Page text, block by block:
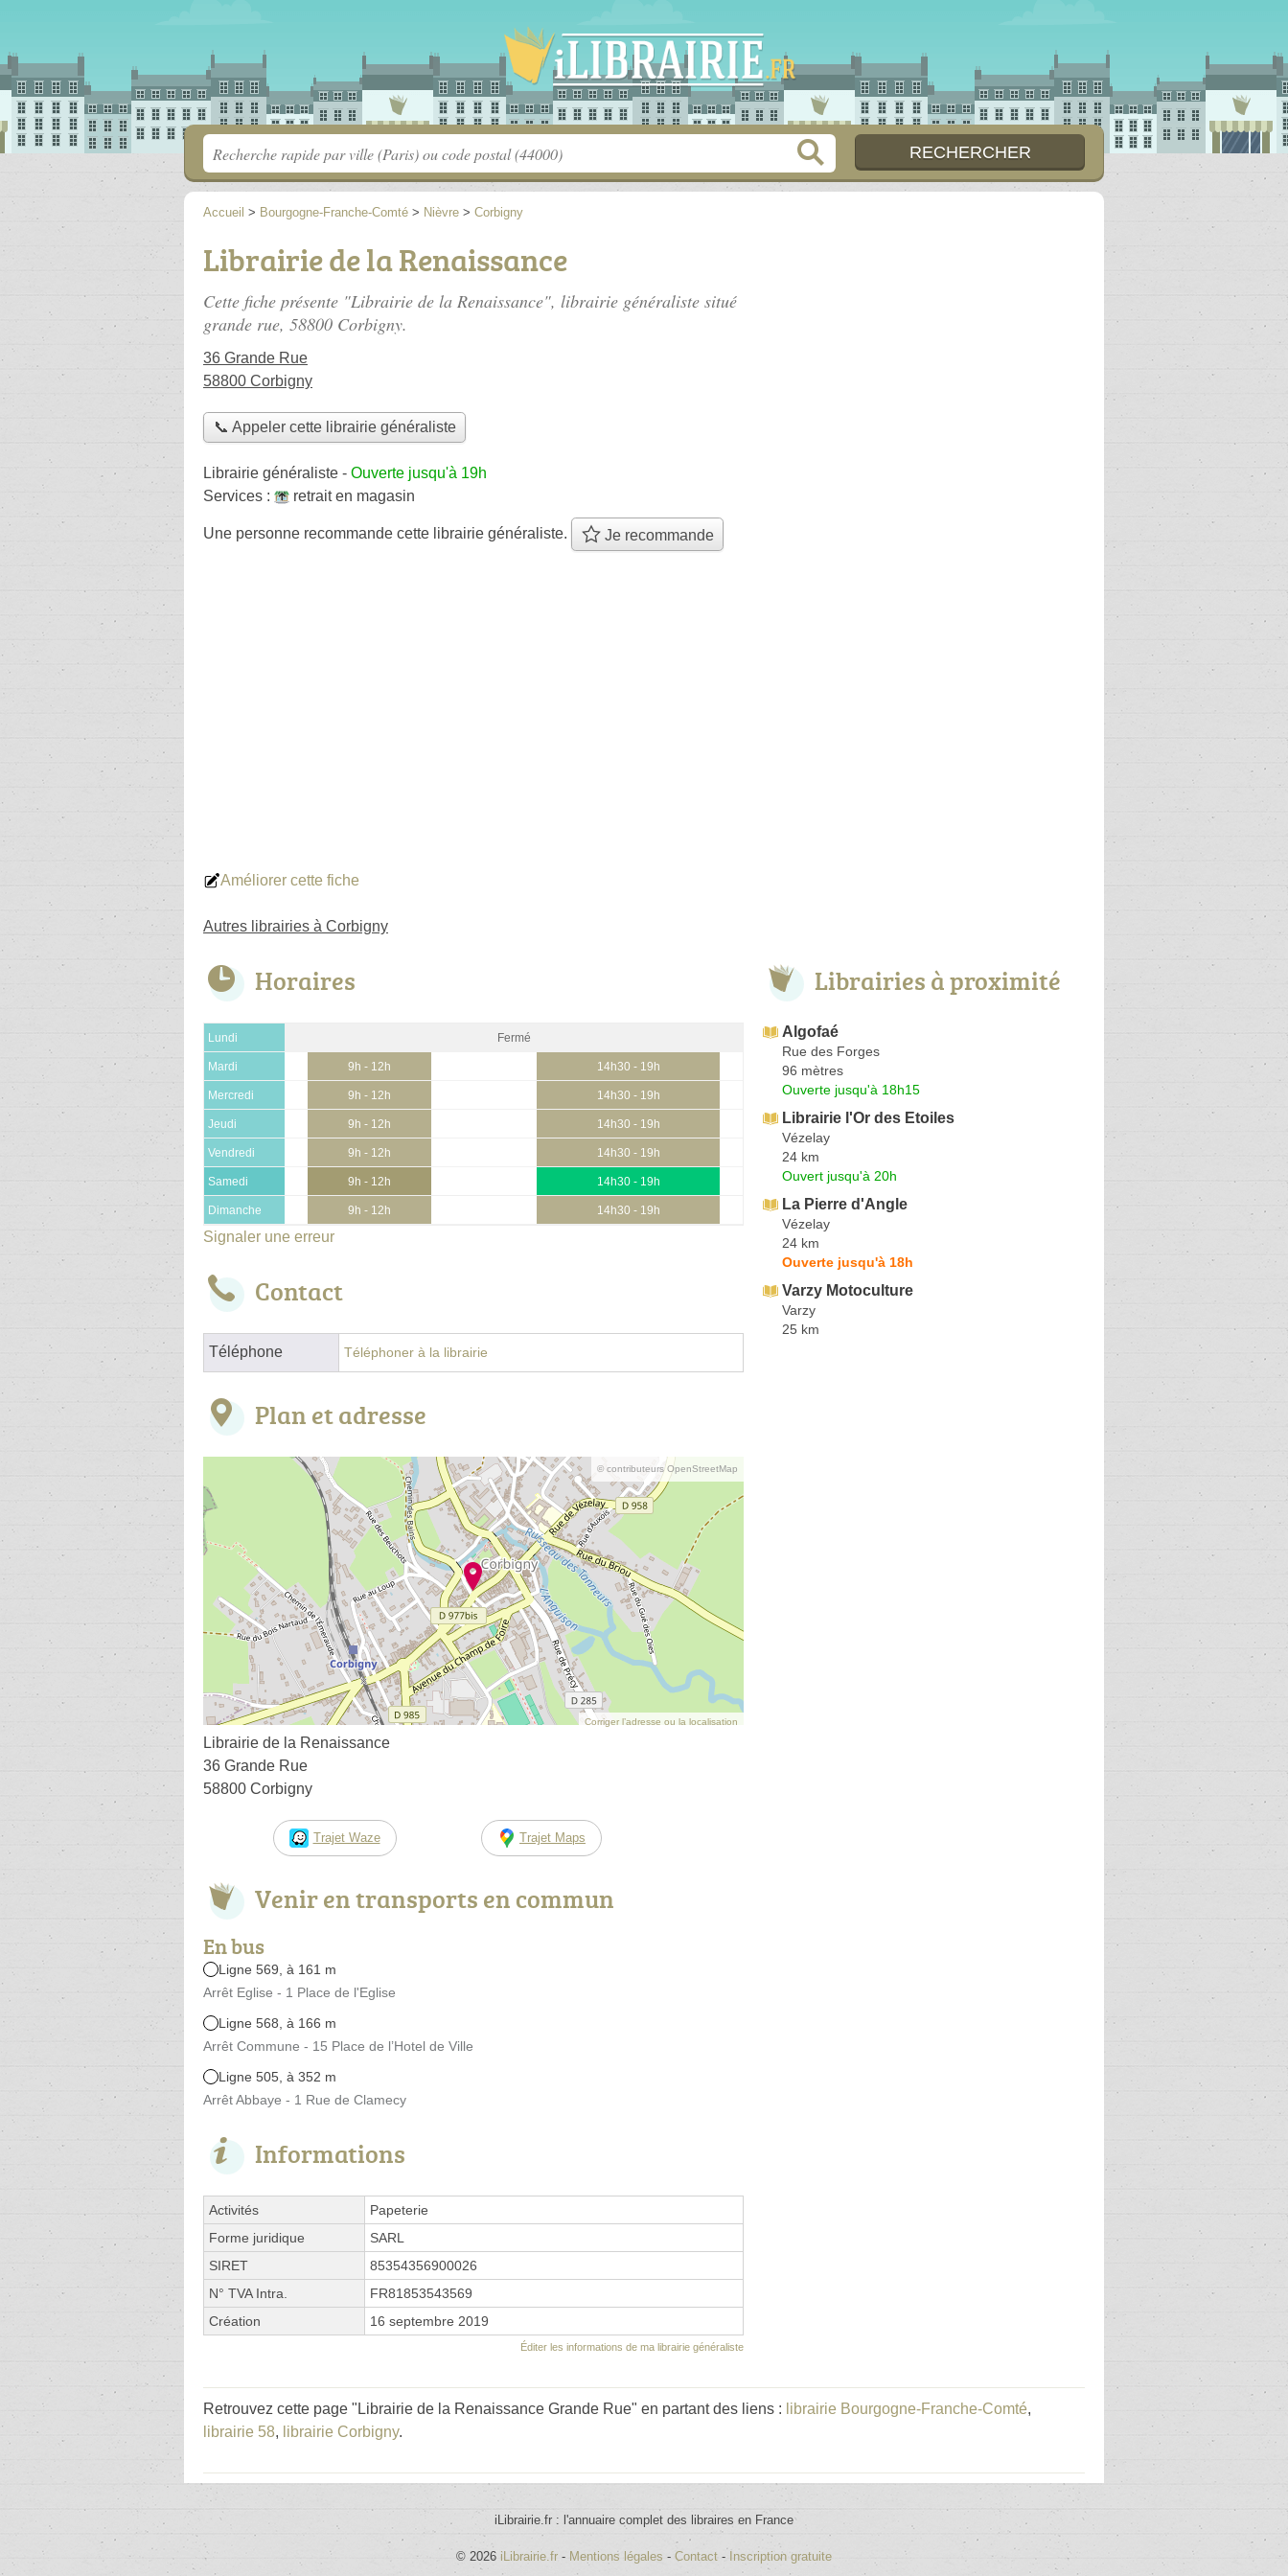
Accueil > Bourgogne-Franche-Comté > Nièvre > Corbigny
Librairie de la Renaissance
Cette fiche présente "Librairie de la Renaissance", librairie généraliste situé
grande rue, 58800 Corbigny.
36 Grande Rue
58800 Corbigny
📞 Appeler cette librairie généraliste
Librairie généraliste - Ouverte jusqu'à 19h
Services :
retrait en magasin
Une personne recommande cette librairie généraliste. Je recommande
Améliorer cette fiche
Autres librairies à Corbigny
Horaires
Lundi Fermé
Mardi 9h - 12h 14h30 - 19h
Mercredi 9h - 12h 14h30 - 19h
Jeudi 9h - 12h 14h30 - 19h
Vendredi 9h - 12h 14h30 - 19h
Samedi 9h - 12h 14h30 - 19h
Dimanche 9h - 12h 14h30 - 19h
Signaler une erreur
Contact
Téléphone Téléphoner à la librairie
Plan et adresse
© contributeurs OpenStreetMap
Corriger l’adresse ou la localisation
Librairie de la Renaissance
36 Grande Rue
58800 Corbigny
Trajet Waze Trajet Maps
Venir en transports en commun
En bus
Ligne 569, à 161 m
Arrêt Eglise - 1 Place de l'Eglise
Ligne 568, à 166 m
Arrêt Commune - 15 Place de l’Hotel de Ville
Ligne 505, à 352 m
Arrêt Abbaye - 1 Rue de Clamecy
Informations
Activités
Papeterie
Forme juridique
SARL
SIRET
85354356900026
N° TVA Intra.
FR81853543569
Création
16 septembre 2019
Éditer les informations de ma librairie généraliste
Librairies à proximité
Algofaé
Rue des Forges
96 mètres
Ouverte jusqu'à 18h15
Librairie l'Or des Etoiles
Vézelay
24 km
Ouvert jusqu'à 20h
La Pierre d'Angle
Vézelay
24 km
Ouverte jusqu'à 18h
Varzy Motoculture
Varzy
25 km
Retrouvez cette page "Librairie de la Renaissance Grande Rue" en partant des liens : librairie Bourgogne-Franche-Comté,
librairie 58, librairie Corbigny.
iLibrairie.fr : l'annuaire complet des libraires en France
© 2026 iLibrairie.fr - Mentions légales - Contact - Inscription gratuite